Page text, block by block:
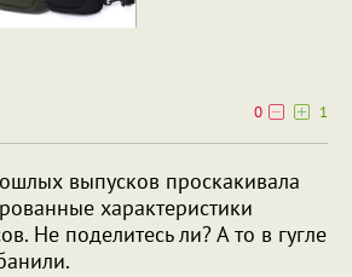
0
1
выпусков проскакивала
характеристики
Не поделитесь ли? А то в гугле